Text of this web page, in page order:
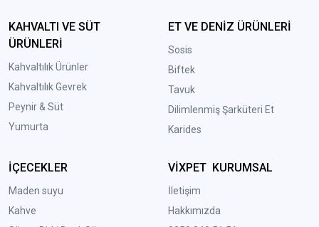
KAHVALTI VE SÜT
ÜRÜNLERİ
Kahvaltılık Ürünler
Kahvaltılık Gevrek
Peynir & Süt
Yumurta
ET VE DENİZ ÜRÜNLERİ
Sosis
Biftek
Tavuk
Dilimlenmiş Şarküteri Et
Karides
İÇECEKLER
Maden suyu
Kahve
VİXPET KURUMSAL
İletişim
Hakkımızda